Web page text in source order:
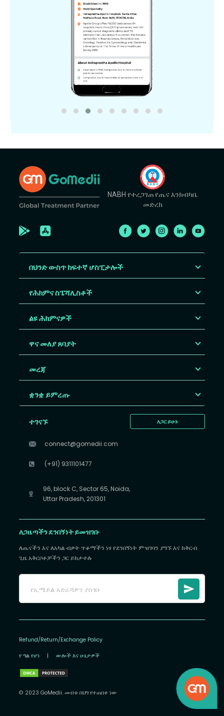
NABH የተረጋገጠ የጤና እንክብካቤ
መድረክ
በህንድ ውስጥ ከፍተኛ ሆስፒታሎች
የሕክምና ስፔሻሊስቶች
ልዩ ሕክምናዎች
ዋና መለያ ጸባያት
መረጃ
ቋንቋ ይምረጡ
አጋር ይሁኑ
ተገናኙ
connect@gomedii.com
(+91) 9311101477
96, block C, Sector 65, Noida,
Uttar Pradesh, 201301
ለጋዜጣችን ደንበኝነት ይመዝገቡ
ለጤናችን እና ለአካል ብቃት ጥቆማችን ነፃ የደንበኝነት ምዝገባን ያግኙ እና ከቅርብ
ጊዜ አቅርቦቶቻችን ጋር ይከታተሉ
Refund/Return/Exchange Policy
የ ግል የሆነ | ውሎች እና ሁኔታዎች
© 2023 GoMedii. መብቱ በህግ የተጠበቀ ነው